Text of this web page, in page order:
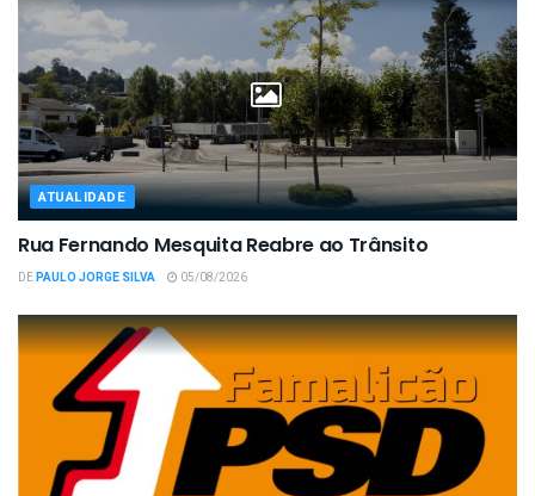
ATUALIDADE
Rua Fernando Mesquita Reabre ao Trânsito
DEPAULO JORGE SILVA 05/08/2026